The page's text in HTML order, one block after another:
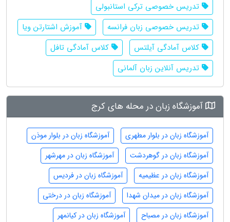
تدریس خصوصی ترکی استانبولی
تدریس خصوصی زبان فرانسه
آموزش اشتارتن ویا
کلاس آمادگی آیلتس
کلاس آمادگی تافل
تدریس آنلاین زبان آلمانی
آموزشگاه زبان در محله های کرج
آموزشگاه زبان در بلوار مطهری
آموزشگاه زبان در بلوار موذن
آموزشگاه زبان در گوهردشت
آموزشگاه زبان در مهرشهر
آموزشگاه زبان در عظیمیه
آموزشگاه زبان در فردیس
آموزشگاه زبان در میدان شهدا
آموزشگاه زبان در درختی
آموزشگاه زبان در مصباح
آموزشگاه زبان در کیانمهر